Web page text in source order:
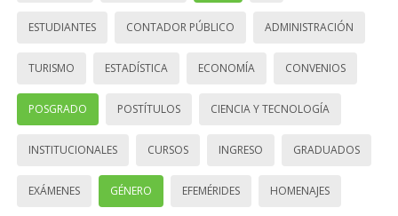
ESTUDIANTES CONTADOR PÚBLICO ADMINISTRACIÓN
TURISMO ESTADÍSTICA ECONOMÍA CONVENIOS
POSGRADO POSTÍTULOS CIENCIA Y TECNOLOGÍA
INSTITUCIONALES CURSOS INGRESO GRADUADOS
EXÁMENES GÉNERO EFEMÉRIDES HOMENAJES